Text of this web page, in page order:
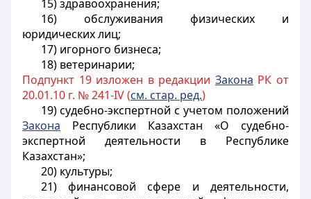
15) здравоохранения;
16) обслуживания физических и
юридических лиц;
17) игорного бизнеса;
18) ветеринарии;
Подпункт 19 изложен в редакции Закона РК от
20.01.10 г. № 241-IV (см. стар. ред.)
19) судебно-экспертной с учетом положений
Закона Республики Казахстан «О судебно-
экспертной деятельности в Республике
Казахстан»;
20) культуры;
21) финансовой сфере и деятельности,